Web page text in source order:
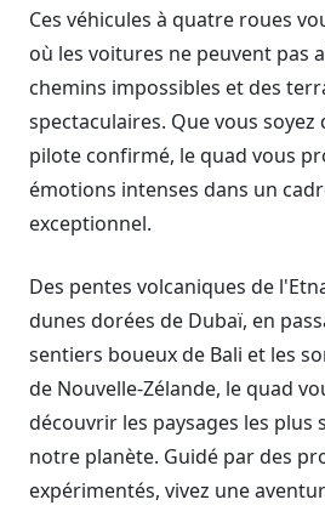
Ces véhicules à quatre roues
où les voitures ne peuvent pas
chemins impossibles et des
spectaculaires. Que vous
pilote confirmé, le quad vous
émotions intenses dans un
exceptionnel.
Des pentes volcaniques de
dunes dorées de Dubaï, en
sentiers boueux de Bali et les
de Nouvelle-Zélande, le quad
découvrir les paysages les plus
notre planète. Guidé par des
expérimentés, vivez une